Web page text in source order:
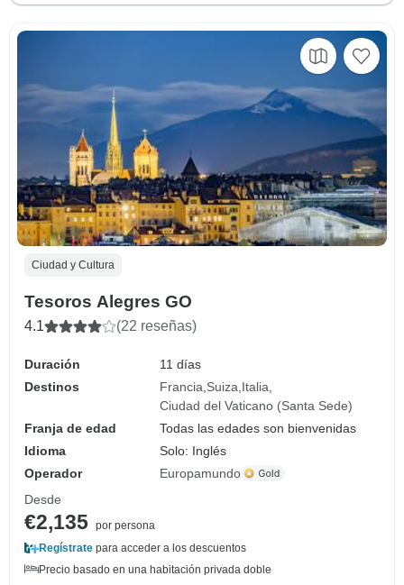
Ciudad y Cultura
Tesoros Alegres GO
4.1 (22 reseñas)
Duración
11 días
Destinos
Francia Suiza Italia
Ciudad del Vaticano (Santa Sede)
Franja de edad
Todas las edades son bienvenidas
Idioma
Solo: Inglés
Operador
Europamundo
Desde
€2,135 por persona
Regístrate para acceder a los descuentos
Precio basado en una habitación privada doble